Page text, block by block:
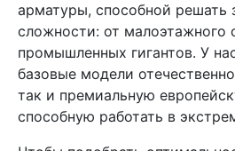
арматуры, способной решать
сложности: от малоэтажного
промышленных гигантов. У
базовые модели
так и премиальную
способную работать в